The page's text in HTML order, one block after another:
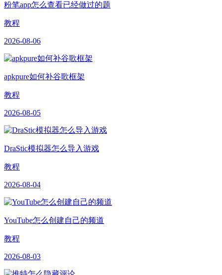
粉笔app怎么查看已经做过的题
教程
2026-08-06
apkpure如何补谷歌框架
教程
2026-08-05
DraStic模拟器怎么导入游戏
教程
2026-08-04
YouTube怎么创建自己的频道
教程
2026-08-03